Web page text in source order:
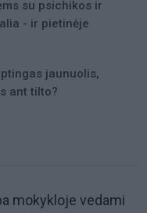
su psichikos ir
- ir pietinėje
jaunuolis,
ant tilto?
mokykloje vedami